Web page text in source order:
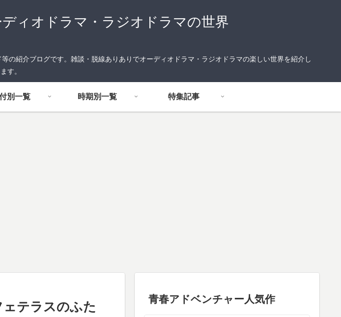
ィオドラマ・ラジオドラマの世界
紹介ブログです。雑談・脱線ありありでオーディオドラマ・ラジオドラマの楽しい世界を紹介し
ます。
別一覧 時期別一覧 特集記事
テラスのふた
青春アドベンチャー人気作